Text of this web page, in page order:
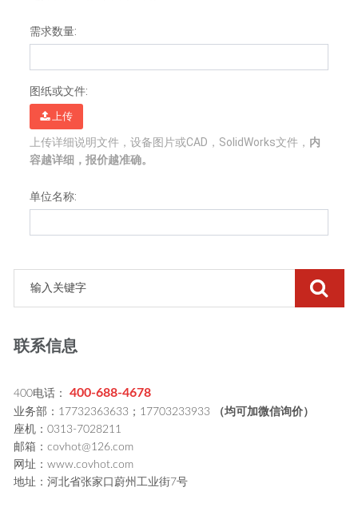
联系信息
400电话： 400-688-4678
业务部：17732363633；17703233933
（均可加微信询价）
座机：0313-7028211
邮箱：covhot@126.com
网址：www.covhot.com
地址：河北省张家口蔚州工业街7号